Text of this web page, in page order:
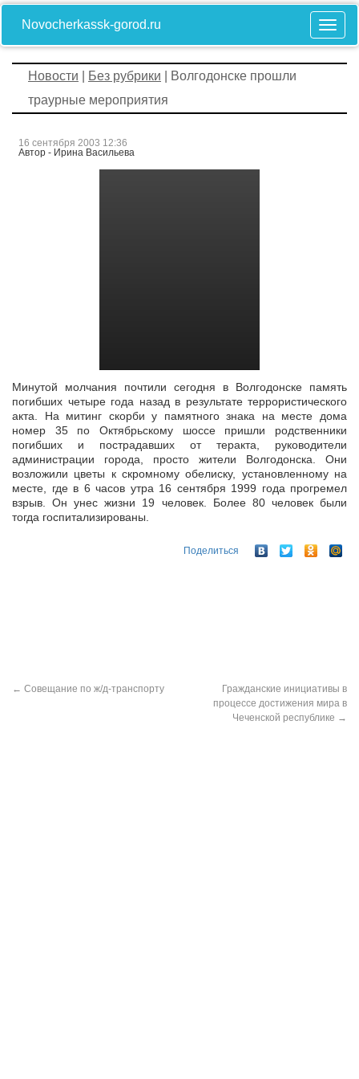
Novocherkassk-gorod.ru
Новости Без рубрики | Волгодонске прошли
траурные мероприятия
16 сентября 2003 12:36
Автор - Ирина Васильева
Минутой молчания почтили сегодня в Волгодонске память
погибших четыре года назад в результате террористического
акта. На митинг скорби у памятного знака на месте дома
номер 35 по Октябрьскому шоссепришли родственники
погибших и пострадавших от теракта, руководители
администрации города, просто жители Волгодонска. Они
возложили цветы к скромному обелиску, установленному на
месте, где в 6 часов утра 16 сентября 1999 года прогремел
взрыв. Он унес жизни 19 человек. Более 80 человек были
тогда госпитализированы.
Поделиться
← Совещание по ж/д-транспорту
Гражданские инициативы в
процессе достижения мира в
Чеченской республике →